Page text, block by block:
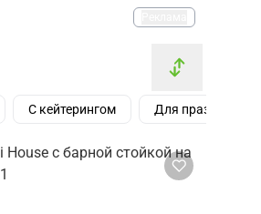
С кейтерингом Для праздника